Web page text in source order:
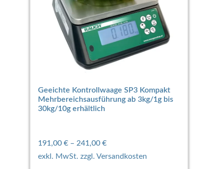
Geeichte Kontrollwaage SP3 Kompakt
Mehrbereichsausführung ab 3kg/1g bis
30kg/10g erhältlich
191,00 €– 241,00 €